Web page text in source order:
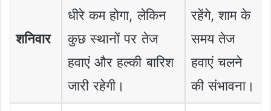
शनिवार
धीरे कम होगा, लेकिन
कुछ स्थानों पर तेज
हवाएं और हल्की बारिश
जारी रहेगी।
रहेंगे, शाम के
समय तेज
हवाएं चलने
की संभावना।